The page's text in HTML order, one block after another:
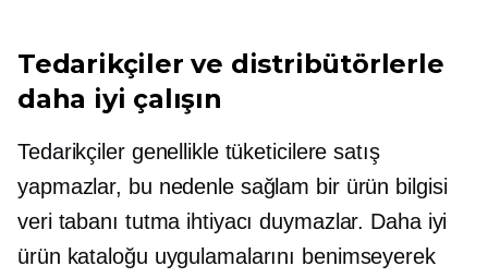
Tedarikçiler ve distribütörlerle
daha iyi çalışın
Tedarikçiler genellikle tüketicilere satış
yapmazlar, bu nedenle sağlam bir ürün bilgisi
veri tabanı tutma ihtiyacı duymazlar. Daha iyi
ürün kataloğu uygulamalarını benimseyerek